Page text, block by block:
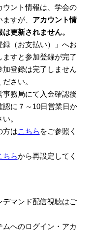
ウント情報は、学会の
すが、 アカウント情
更新されません。
録（お支払い）」へお
すと参加登録が完了
登録は完了しません
さい。
務局にて入金確認後
に７～10日営業日か
。
方はこちら をご参照く
ちらから再設定してく
マンド配信視聴はご
へのログイン・アカ